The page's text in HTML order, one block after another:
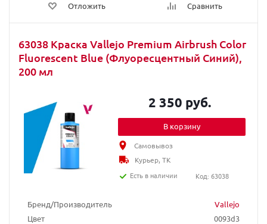
Отложить Сравнить
63038 Краска Vallejo Premium Airbrush Color
Fluorescent Blue (Флуоресцентный Синий),
200 мл
Бренд/Производитель
Vallejo
Цвет
0093d3
2 350 руб.
В корзину
Самовывоз
Курьер, ТК
Есть в наличии
Код: 63038